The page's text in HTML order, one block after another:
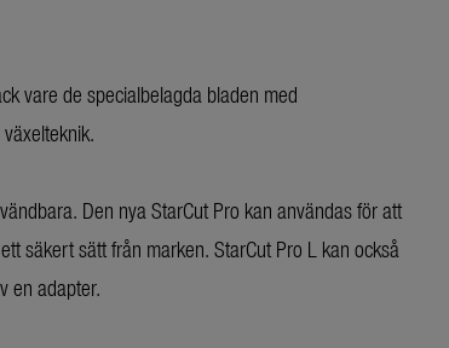
vare de specialbelagda bladen med
Den nya StarCut Pro kan användas för att
säkert sätt från marken. StarCut Pro L kan också
en adapter.